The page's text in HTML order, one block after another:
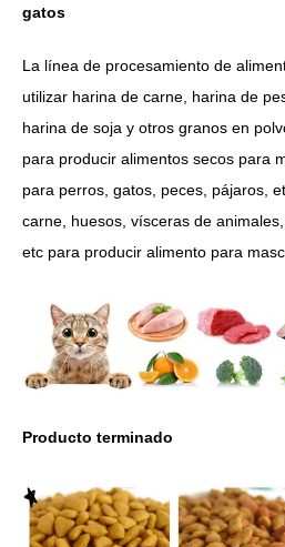
gatos
La línea de procesamiento de
utilizar harina de carne, harina de
harina de soja y otros granos en
para producir alimentos secos para
para perros, gatos, peces, pájaros,
carne, huesos, vísceras de
etc para producir alimento para
Producto terminado